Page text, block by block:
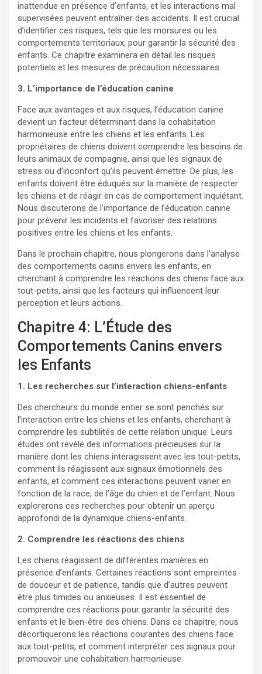
inattendue en présence d’enfants, et les interactions mal
supervisées peuvent entraîner des accidents. Il est crucial
d’identifier ces risques, tels que les morsures ou les
comportements territoriaux, pour garantir la sécurité des
enfants. Ce chapitre examinera en détail les risques
potentiels et les mesures de précaution nécessaires.
3. L’importance de l’éducation canine
Face aux avantages et aux risques, l’éducation canine
devient un facteur déterminant dans la cohabitation
harmonieuse entre les chiens et les enfants. Les
propriétaires de chiens doivent comprendre les besoins de
leurs animaux de compagnie, ainsi que les signaux de
stress ou d’inconfort qu’ils peuvent émettre. De plus, les
enfants doivent être éduqués sur la manière de respecter
les chiens et de réagir en cas de comportement inquiétant.
Nous discuterons de l’importance de l’éducation canine
pour prévenir les incidents et favoriser des relations
positives entre les chiens et les enfants.
Dans le prochain chapitre, nous plongerons dans l’analyse
des comportements canins envers les enfants, en
cherchant à comprendre les réactions des chiens face aux
tout-petits, ainsi que les facteurs qui influencent leur
perception et leurs actions.
Chapitre 4: L’Étude des
Comportements Canins envers
les Enfants
1. Les recherches sur l’interaction chiens-enfants
Des chercheurs du monde entier se sont penchés sur
l’interaction entre les chiens et les enfants, cherchant à
comprendre les subtilités de cette relation unique. Leurs
études ont révélé des informations précieuses sur la
manière dont les chiens interagissent avec les tout-petits,
comment ils réagissent aux signaux émotionnels des
enfants, et comment ces interactions peuvent varier en
fonction de la race, de l’âge du chien et de l’enfant. Nous
explorerons ces recherches pour obtenir un aperçu
approfondi de la dynamique chiens-enfants.
2. Comprendre les réactions des chiens
Les chiens réagissent de différentes manières en
présence d’enfants. Certaines réactions sont empreintes
de douceur et de patience, tandis que d’autres peuvent
être plus timides ou anxieuses. Il est essentiel de
comprendre ces réactions pour garantir la sécurité des
enfants et le bien-être des chiens. Dans ce chapitre, nous
décortiquerons les réactions courantes des chiens face
aux tout-petits, et comment interpréter ces signaux pour
promouvoir une cohabitation harmonieuse.